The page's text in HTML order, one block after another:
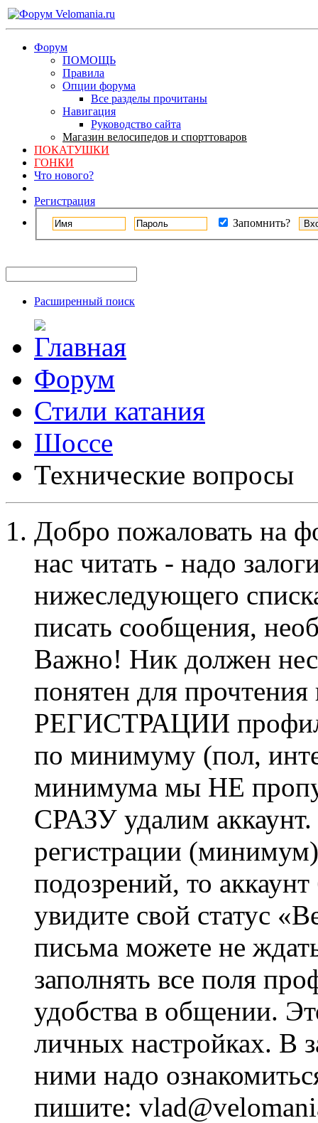
Форум
ПОМОЩЬ
Правила
Опции форума
Все разделы прочитаны
Навигация
Руководство сайта
Магазин велосипедов и спорттоваров
ПОКАТУШКИ
ГОНКИ
Что нового?
Регистрация
Запомнить?
Расширенный поиск
Форум
Стили катания
Шоссе
Технические вопросы
Добро пожаловать на
нас читать - надо
нижеследующего
писать сообщения,
Важно! Ник должен
понятен для
РЕГИСТРАЦИИ профиль
по минимуму (пол,
минимума мы НЕ
СРАЗУ удалим
регистрации
подозрений, то
увидите свой статус
письма можете не
заполнять все поля
удобства в общении.
личных настройках. В
ними надо
пишите: